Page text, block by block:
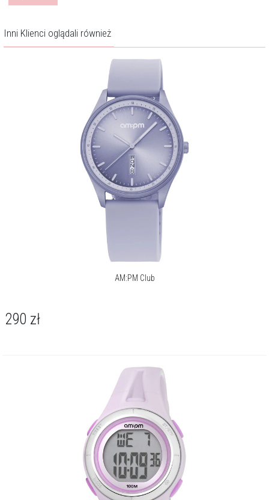
Inni Klienci oglądali również
AM:PM Club
290 zł